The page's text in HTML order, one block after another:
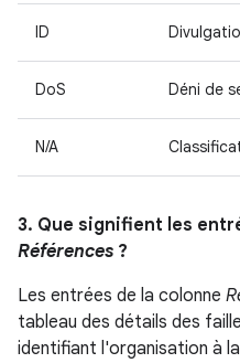
ID
DoS Déni de
N/A
3. Que signifient les
Références ?
Les entrées de la colonne
tableau des détails des
identifiant l'organisation à